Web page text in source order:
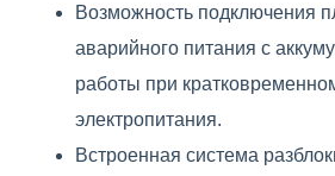
Возможность подключения
аварийного питания с
работы при
электропитания.
Встроенная система